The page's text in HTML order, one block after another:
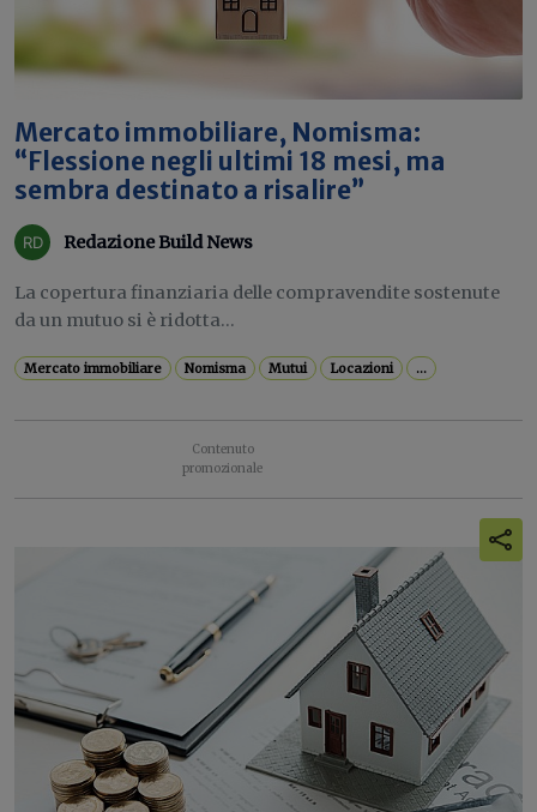
Mercato immobiliare, Nomisma:
“Flessione negli ultimi 18 mesi, ma
sembra destinato a risalire”
Redazione Build News
La copertura finanziaria delle compravendite sostenute
da un mutuo si è ridotta...
Mercato immobiliare Nomisma Mutui Locazioni ...